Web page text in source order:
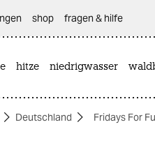
shop fragen & hilfe
hitze niedrigwasser
Deutschland Fridays For